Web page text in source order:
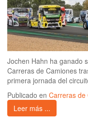
Jochen Hahn ha ganado
Carreras de Camiones
primera jornada del
Publicado en Carreras de
Leer más ...